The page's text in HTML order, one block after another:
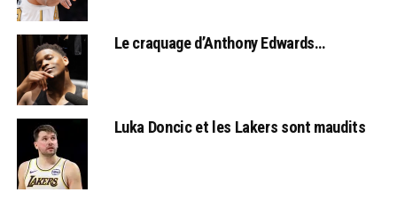
Le craquage d’Anthony Edwards…
Luka Doncic et les Lakers sont maudits